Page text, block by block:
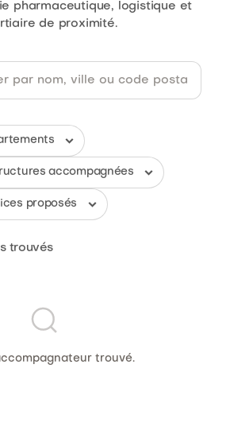
pharmaceutique, logistique et
de proximité.
trouvés
trouvé.